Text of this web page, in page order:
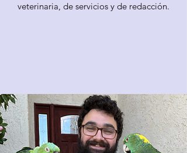
veterinaria, de servicios y de redacción.